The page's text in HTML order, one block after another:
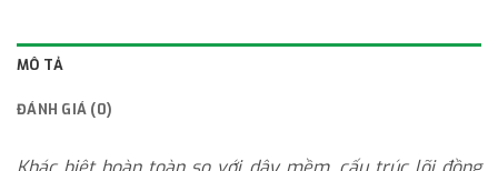
MÔ TẢ
ĐÁNH GIÁ (0)